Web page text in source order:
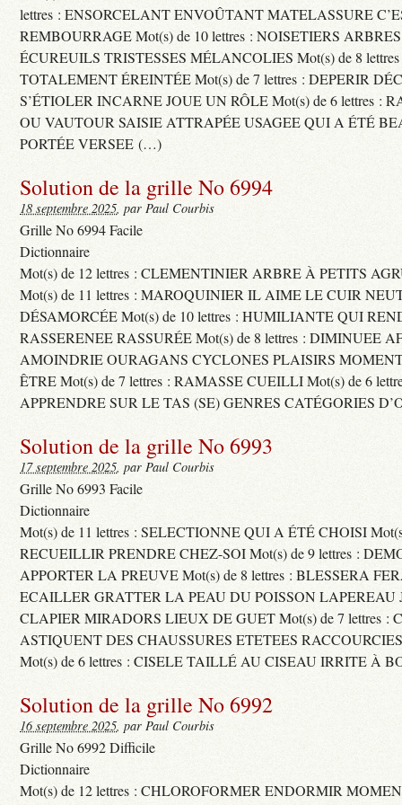
lettres : ENSORCELANT ENVOÛTANT MATELASSURE
REMBOURRAGE Mot(s) de 10 lettres : NOISETIERS
ÉCUREUILS TRISTESSES MÉLANCOLIES Mot(s) de 8
TOTALEMENT ÉREINTÉE Mot(s) de 7 lettres : DEPERIR
S’ÉTIOLER INCARNE JOUE UN RÔLE Mot(s) de 6 lettres :
OU VAUTOUR SAISIE ATTRAPÉE USAGEE QUI A ÉTÉ
PORTÉE VERSEE (…)
Solution de la grille No 6994
18 septembre 2025, par Paul Courbis
Grille No 6994 Facile
Dictionnaire
Mot(s) de 12 lettres : CLEMENTINIER ARBRE À PETITS
Mot(s) de 11 lettres : MAROQUINIER IL AIME LE CUIR
DÉSAMORCÉE Mot(s) de 10 lettres : HUMILIANTE QUI
RASSERENEE RASSURÉE Mot(s) de 8 lettres : DIMINUEE
AMOINDRIE OURAGANS CYCLONES PLAISIRS
ÊTRE Mot(s) de 7 lettres : RAMASSE CUEILLI Mot(s) de 6
APPRENDRE SUR LE TAS (SE) GENRES CATÉGORIES
Solution de la grille No 6993
17 septembre 2025, par Paul Courbis
Grille No 6993 Facile
Dictionnaire
Mot(s) de 11 lettres : SELECTIONNE QUI A ÉTÉ CHOISI
RECUEILLIR PRENDRE CHEZ-SOI Mot(s) de 9 lettres :
APPORTER LA PREUVE Mot(s) de 8 lettres : BLESSERA
ECAILLER GRATTER LA PEAU DU POISSON LAPEREAU
CLAPIER MIRADORS LIEUX DE GUET Mot(s) de 7 lettres :
ASTIQUENT DES CHAUSSURES ETETEES
Mot(s) de 6 lettres : CISELE TAILLÉ AU CISEAU IRRITE À
Solution de la grille No 6992
16 septembre 2025, par Paul Courbis
Grille No 6992 Difficile
Dictionnaire
Mot(s) de 12 lettres : CHLOROFORMER ENDORMIR